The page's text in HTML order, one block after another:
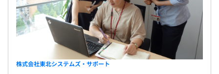
株式会社東北システムズ・サポート